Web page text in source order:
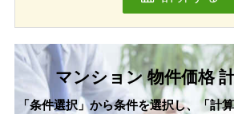
マンション 物件価格
「条件選択」から条件を選択し、「計